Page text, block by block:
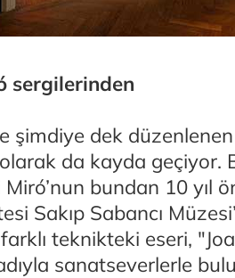
sergilerinden
şimdiye dek
da kayda geçiyor.
Miró’nun bundan 10 yıl
Sakıp Sabancı
teknikteki eseri,
sanatseverlerle